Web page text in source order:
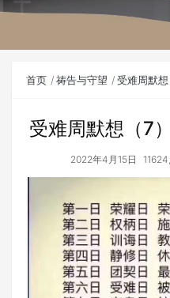
首页 祷告与守望 受难周默想
受难周默想（7
2022年4月15日